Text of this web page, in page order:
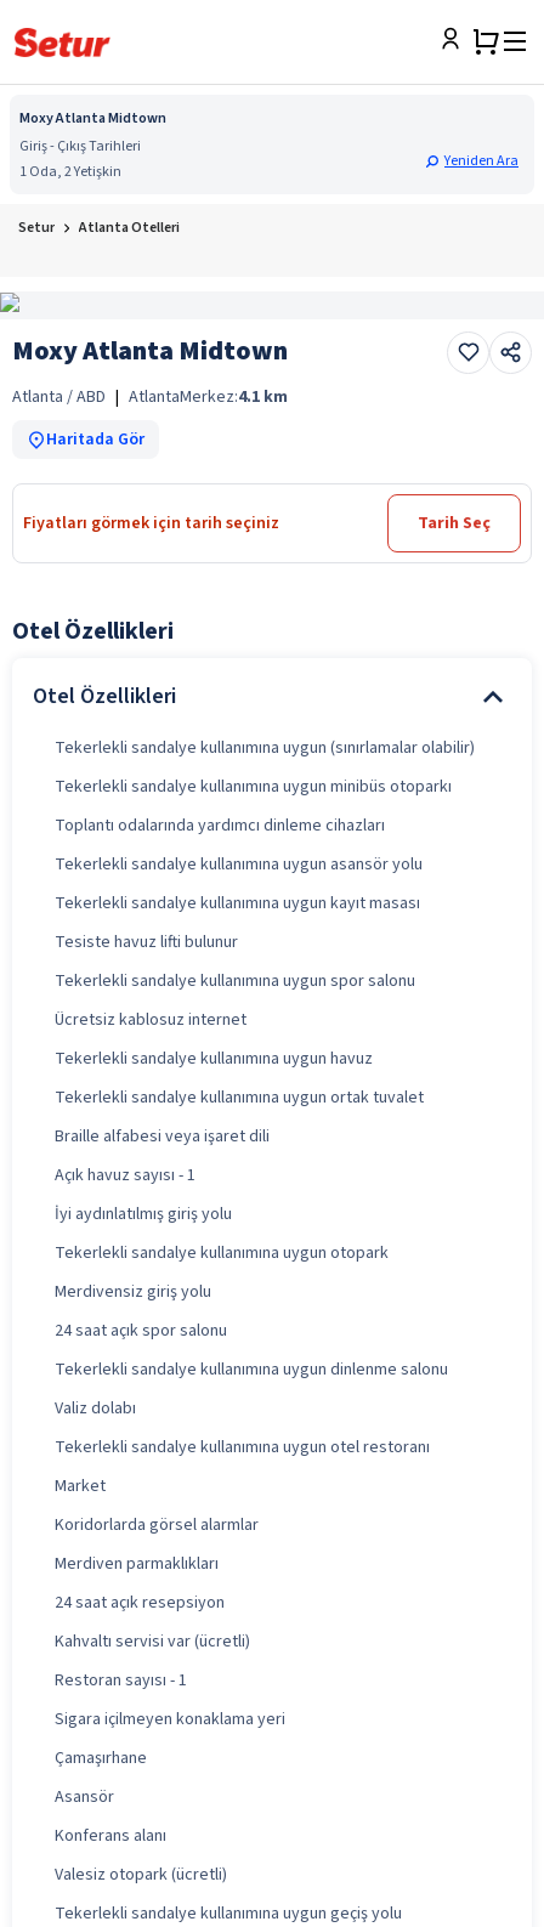
Moxy Atlanta Midtown
Giriş - Çıkış Tarihleri
1 Oda, 2 Yetişkin
Yeniden Ara
Setur Atlanta Otelleri
Moxy Atlanta Midtown
Atlanta / ABD | AtlantaMerkez:4.1 km
Haritada Gör
Fiyatları görmek için tarih seçiniz Tarih Seç
Otel Özellikleri
Otel Özellikleri
Tekerlekli sandalye kullanımına uygun (sınırlamalar olabilir)
Tekerlekli sandalye kullanımına uygun minibüs otoparkı
Toplantı odalarında yardımcı dinleme cihazları
Tekerlekli sandalye kullanımına uygun asansör yolu
Tekerlekli sandalye kullanımına uygun kayıt masası
Tesiste havuz lifti bulunur
Tekerlekli sandalye kullanımına uygun spor salonu
Ücretsiz kablosuz internet
Tekerlekli sandalye kullanımına uygun havuz
Tekerlekli sandalye kullanımına uygun ortak tuvalet
Braille alfabesi veya işaret dili
Açık havuz sayısı - 1
İyi aydınlatılmış giriş yolu
Tekerlekli sandalye kullanımına uygun otopark
Merdivensiz giriş yolu
24 saat açık spor salonu
Tekerlekli sandalye kullanımına uygun dinlenme salonu
Valiz dolabı
Tekerlekli sandalye kullanımına uygun otel restoranı
Market
Koridorlarda görsel alarmlar
Merdiven parmaklıkları
24 saat açık resepsiyon
Kahvaltı servisi var (ücretli)
Restoran sayısı - 1
Sigara içilmeyen konaklama yeri
Çamaşırhane
Asansör
Konferans alanı
Valesiz otopark (ücretli)
Tekerlekli sandalye kullanımına uygun geçiş yolu